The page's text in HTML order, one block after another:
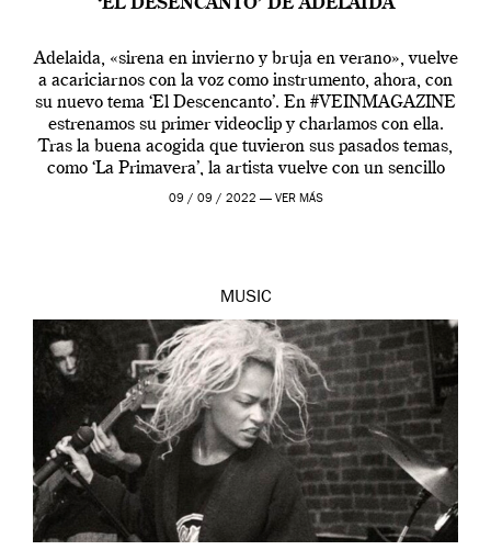
‘EL DESENCANTO’ DE ADELAIDA
Adelaida, «sirena en invierno y bruja en verano», vuelve
a acariciarnos con la voz como instrumento, ahora, con
su nuevo tema ‘El Descencanto’. En #VEINMAGAZINE
estrenamos su primer videoclip y charlamos con ella.
Tras la buena acogida que tuvieron sus pasados temas,
como ‘La Primavera’, la artista vuelve con un sencillo
grabado en los bosques […]
09 / 09 / 2022 — VER MÁS
MUSIC